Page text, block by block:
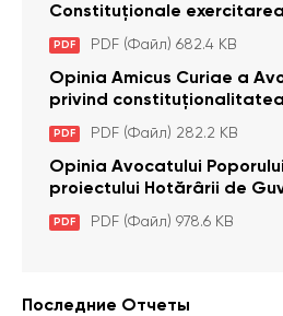
Constituţionale
constituţionalităţii unor
plata alocației sociale de
cu dizabilitați care sunt
PDF PDF (Файл) 682.4 KB
Opinia Amicus Curiae a
privind
care interzic angajarea în
pază particulară a
pentru comiterea cu
a fost luată în considerare
Constituțională
PDF PDF (Файл) 282.2 KB
Opinia Avocatului
proiectului Hotărârii de
aprobarea proiectului de
activitatea sanitară
PDF PDF (Файл) 978.6 KB
Последние Отчеты